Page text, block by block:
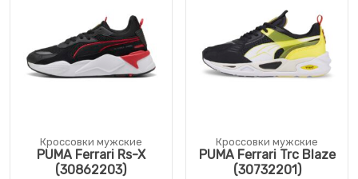
Кроссовки мужские
PUMA Ferrari Rs-X
(30862203)
Кроссовки мужские
PUMA Ferrari Trc Blaze
(30732201)